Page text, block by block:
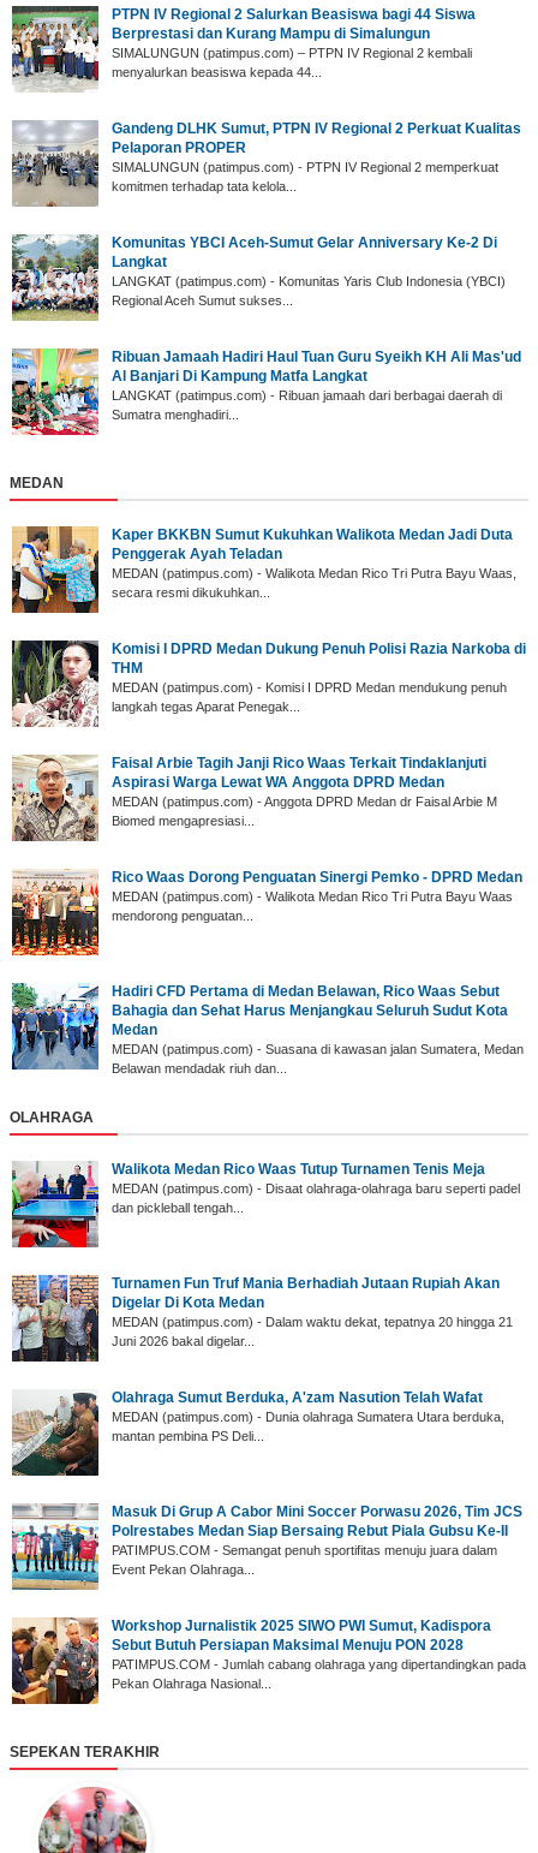
PTPN IV Regional 2 Salurkan Beasiswa bagi 44 Siswa
Berprestasi dan Kurang Mampu di Simalungun
SIMALUNGUN (patimpus.com) – PTPN IV Regional 2 kembali
menyalurkan beasiswa kepada 44...
Gandeng DLHK Sumut, PTPN IV Regional 2 Perkuat Kualitas
Pelaporan PROPER
SIMALUNGUN (patimpus.com) - PTPN IV Regional 2 memperkuat
komitmen terhadap tata kelola...
‎Komunitas YBCI Aceh-Sumut Gelar Anniversary Ke-2 Di
Langkat
LANGKAT (patimpus.com) - Komunitas Yaris Club Indonesia (YBCI)
Regional Aceh Sumut sukses...
‎Ribuan Jamaah Hadiri Haul Tuan Guru Syeikh KH Ali Mas'ud
Al Banjari Di Kampung Matfa Langkat
‎LANGKAT (patimpus.com) - Ribuan jamaah dari berbagai daerah di
Sumatra menghadiri...
MEDAN
Kaper BKKBN Sumut Kukuhkan Walikota Medan Jadi Duta
Penggerak Ayah Teladan
MEDAN (patimpus.com) - Walikota Medan Rico Tri Putra Bayu Waas,
secara resmi dikukuhkan...
Komisi I DPRD Medan Dukung Penuh Polisi Razia Narkoba di
THM
MEDAN (patimpus.com) - Komisi I DPRD Medan mendukung penuh
langkah tegas Aparat Penegak...
Faisal Arbie Tagih Janji Rico Waas Terkait Tindaklanjuti
Aspirasi Warga Lewat WA Anggota DPRD Medan
MEDAN (patimpus.com) - Anggota DPRD Medan dr Faisal Arbie M
Biomed mengapresiasi...
Rico Waas Dorong Penguatan Sinergi Pemko - DPRD Medan
MEDAN (patimpus.com) - Walikota Medan Rico Tri Putra Bayu Waas
mendorong penguatan...
Hadiri CFD Pertama di Medan Belawan, Rico Waas Sebut
Bahagia dan Sehat Harus Menjangkau Seluruh Sudut Kota
Medan
MEDAN (patimpus.com) - Suasana di kawasan jalan Sumatera, Medan
Belawan mendadak riuh dan...
OLAHRAGA
Walikota Medan Rico Waas Tutup Turnamen Tenis Meja
MEDAN (patimpus.com) - Disaat olahraga-olahraga baru seperti padel
dan pickleball tengah...
‎Turnamen Fun Truf Mania Berhadiah Jutaan Rupiah Akan
Digelar Di Kota Medan
‎MEDAN (patimpus.com) - Dalam waktu dekat, tepatnya 20 hingga 21
Juni 2026 bakal digelar...
Olahraga Sumut Berduka, A'zam Nasution Telah Wafat
‎MEDAN (patimpus.com) - Dunia olahraga Sumatera Utara berduka,
mantan pembina PS Deli...
‎Masuk Di Grup A Cabor Mini Soccer Porwasu 2026, Tim JCS
Polrestabes Medan Siap Bersaing Rebut Piala Gubsu Ke-II
‎PATIMPUS.COM - Semangat penuh sportifitas menuju juara dalam
Event Pekan Olahraga...
‎Workshop Jurnalistik 2025 SIWO PWI Sumut, Kadispora
Sebut Butuh Persiapan Maksimal Menuju PON 2028
‎PATIMPUS.COM - Jumlah cabang olahraga yang dipertandingkan pada
Pekan Olahraga Nasional...
SEPEKAN TERAKHIR